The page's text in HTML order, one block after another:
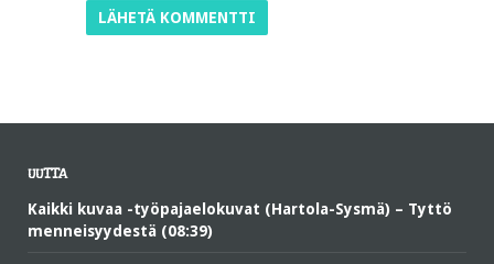
UUTTA
Kaikki kuvaa -työpajaelokuvat (Hartola-Sysmä) – Tyttö
menneisyydestä (08:39)